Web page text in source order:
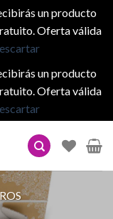
un producto
Oferta válida
un producto
Oferta válida